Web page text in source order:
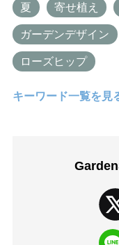
夏 寄せ植え
ガーデンデザイン
ローズヒップ
キーワード一覧を見